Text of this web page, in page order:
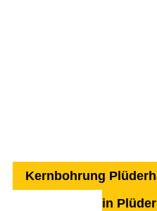
Kernbohrung
in